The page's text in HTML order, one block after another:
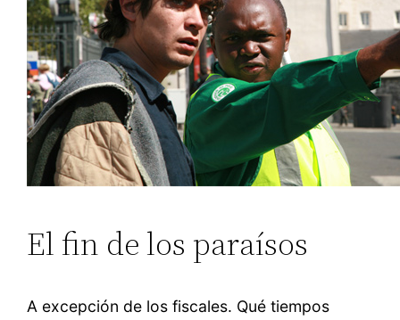
El fin de los paraísos
A excepción de los fiscales. Qué tiempos